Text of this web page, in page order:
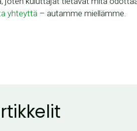
yhteyttä – autamme miellämme.